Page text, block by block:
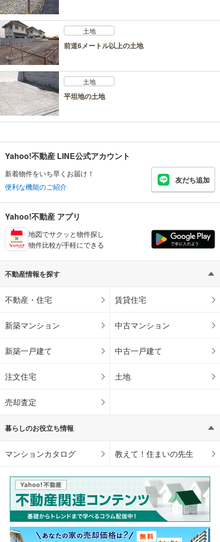
土地
前道6メートル以上の土地
土地
平坦地の土地
Yahoo!不動産 LINE公式アカウント
新着物件をいち早くお届け！
便利な機能のご紹介
友だち追加
Yahoo!不動産 アプリ
地図でサクッと物件探し
物件比較が手軽にできる
不動産情報を探す
不動産・住宅 賃貸住宅
新築マンション 中古マンション
新築一戸建て 中古一戸建て
注文住宅 土地
売却査定
暮らしのお役立ち情報
マンションカタログ 教えて！住まいの先生